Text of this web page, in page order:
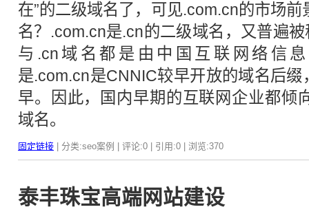
在”的二级域名了，可见.com.cn的市场
名？.com.cn是.cn的二级域名，又普遍被
与.cn域名都是由中国互联网络信
是.com.cn是CNNIC较早开放的域名后
早。因此，国内早期的互联网企业都倾
域名。
固定链接 | 分类:seo案例 | 评论:0 | 引用:0 | 浏览:370
泰丰珠宝高端网站建设